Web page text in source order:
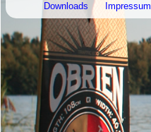
Downloads Impressum